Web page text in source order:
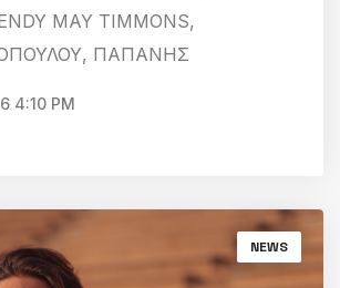
MAY TIΜMΟΝS,
ΠΑΠΑΝΗΣ
4:10 PM
NEWS